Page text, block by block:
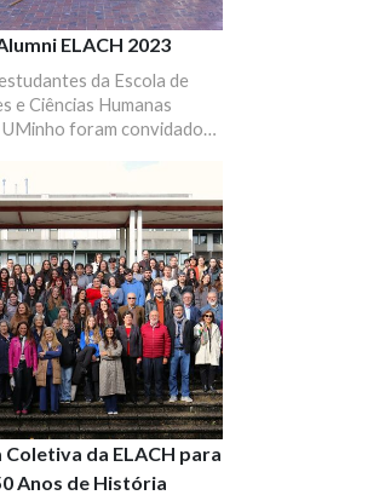
ELACH 2023
da Escola de
e Ciências Humanas
UMinho foram convidados
e reencontros.
da ELACH para
Anos de História